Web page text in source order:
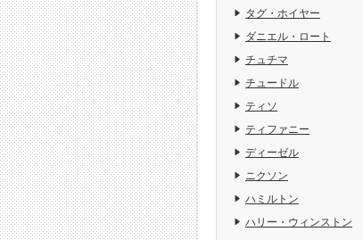
タグ・ホイヤー
ダニエル・ロート
チュチマ
チュードル
ティソ
ティファニー
ディーゼル
ニクソン
ハミルトン
ハリー・ウィンストン